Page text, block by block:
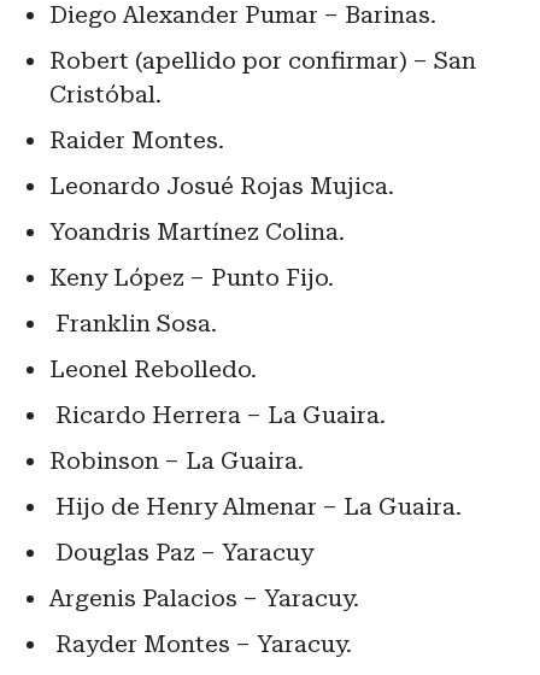
Diego Alexander Pumar – Barinas.
Robert (apellido por confirmar) – San
Cristóbal.
Raider Montes.
Leonardo Josué Rojas Mujica.
Yoandris Martínez Colina.
Keny López – Punto Fijo.
Franklin Sosa.
Leonel Rebolledo.
Ricardo Herrera – La Guaira.
Robinson – La Guaira.
Hijo de Henry Almenar – La Guaira.
Douglas Paz – Yaracuy
Argenis Palacios – Yaracuy.
Rayder Montes – Yaracuy.